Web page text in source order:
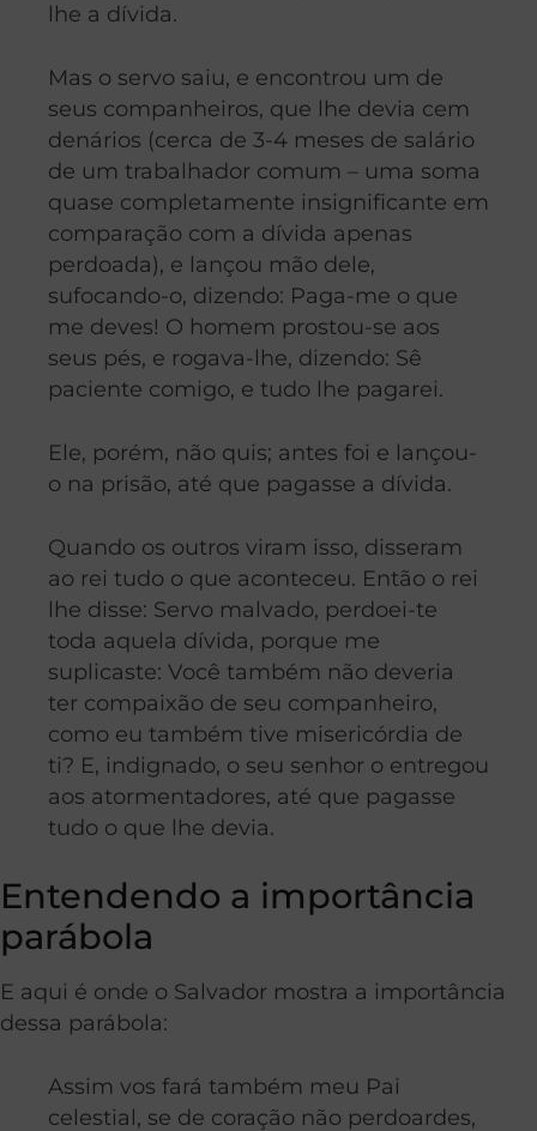
lhe a dívida.
Mas o servo saiu, e encontrou um de
seus companheiros, que lhe devia cem
denários (cerca de 3-4 meses de salário
de um trabalhador comum – uma soma
quase completamente insignificante em
comparação com a dívida apenas
perdoada), e lançou mão dele,
sufocando-o, dizendo: Paga-me o que
me deves! O homem prostou-se aos
seus pés, e rogava-lhe, dizendo: Sê
paciente comigo, e tudo lhe pagarei.
Ele, porém, não quis; antes foi e lançou-
o na prisão, até que pagasse a dívida.
Quando os outros viram isso, disseram
ao rei tudo o que aconteceu. Então o rei
lhe disse: Servo malvado, perdoei-te
toda aquela dívida, porque me
suplicaste: Você também não deveria
ter compaixão de seu companheiro,
como eu também tive misericórdia de
ti? E, indignado, o seu senhor o entregou
aos atormentadores, até que pagasse
tudo o que lhe devia.
Entendendo a importância
parábola
E aqui é onde o Salvador mostra a importância
dessa parábola:
Assim vos fará também meu Pai
celestial, se de coração não perdoardes,